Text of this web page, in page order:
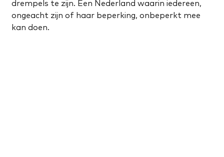
drempels te zijn. Een Nederland waarin iedereen,
ongeacht zijn of haar beperking, onbeperkt mee
kan doen.